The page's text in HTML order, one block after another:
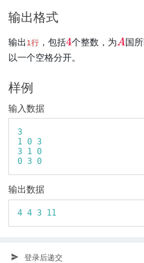
A
}
输出格式
输出 1行 ，包括\
r
e
}
4个整数，为\
}
A国
以一个空格分开。
样例
输入数据
3
1 0 3
3 1 0
0 3 0
输出数据
4 4 3 11
登录后递交